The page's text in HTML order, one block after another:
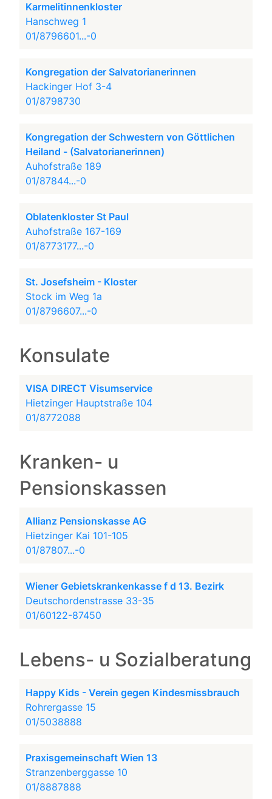
Karmelitinnenkloster
Hanschweg 1
01/8796601...-0
Kongregation der Salvatorianerinnen
Hackinger Hof 3-4
01/8798730
Kongregation der Schwestern von Göttlichen
Heiland - (Salvatorianerinnen)
Auhofstraße 189
01/87844...-0
Oblatenkloster St Paul
Auhofstraße 167-169
01/8773177...-0
St. Josefsheim - Kloster
Stock im Weg 1a
01/8796607...-0
Konsulate
VISA DIRECT Visumservice
Hietzinger Hauptstraße 104
01/8772088
Kranken- u
Pensionskassen
Allianz Pensionskasse AG
Hietzinger Kai 101-105
01/87807...-0
Wiener Gebietskrankenkasse f d 13. Bezirk
Deutschordenstrasse 33-35
01/60122-87450
Lebens- u Sozialberatung
Happy Kids - Verein gegen Kindesmissbrauch
Rohrergasse 15
01/5038888
Praxisgemeinschaft Wien 13
Stranzenberggasse 10
01/8887888